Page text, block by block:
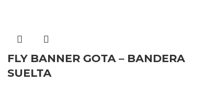
FLY BANNER GOTA – BANDERA
SUELTA